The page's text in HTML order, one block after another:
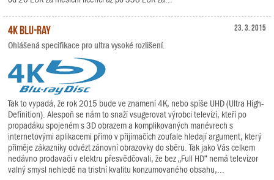
23. 3. 2015
4K Blu-ray
Ohlášená specifikace pro ultra vysoké rozlišení.
Tak to vypadá, že rok 2015 bude ve znamení 4K, nebo spíše UHD (Ultra High-
Definition). Alespoň se nám to snaží vsugerovat výrobci televizí, kteří po
propadáku spojeném s 3D obrazem a komplikovaných manévrech s
internetovými aplikacemi přímo v přijímačích zoufale hledají argument, který
přiměje zákazníky odvézt zánovní obrazovky do sběru. Tak jako Vás celkem
nedávno prodavači v elektru přesvědčovali, že bez „Full HD“ nemá televizor
valný smysl nehledě na tristní kvalitu konzumovaného obsahu,...